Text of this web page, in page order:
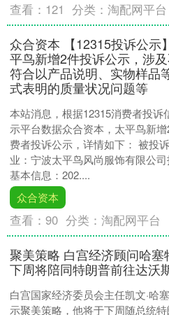
查看： 121 分类：淘配网平台
众合资本 【12315投诉公示
平鸟新增2件投诉公示，涉
符合以产品说明、实物样品
式表明的质量状况问题等
本站消息，根据12315消费者投诉
示平台数据众合资本，太平鸟新
费者投诉公示，详情如下： 被投
业：宁波太平鸟风尚服饰有限公
基本信息：202....
众合资本
查看：90 分类：淘配网平台
聚美策略 白宫经济顾问哈塞
下周将陪同特朗普前往达沃
白宫国家经济委员会主任凯文·哈
示聚美策略，他将于下周随总统